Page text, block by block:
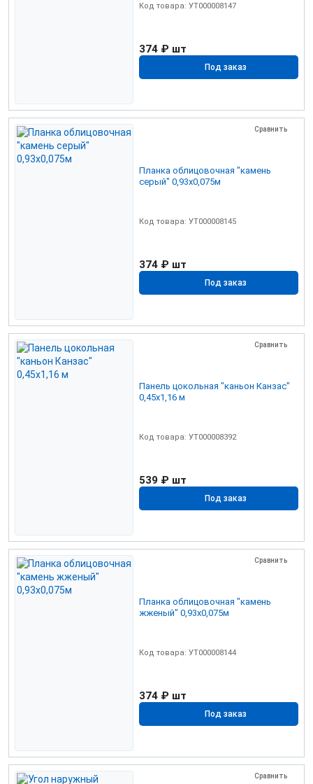
Код товара: УТ000008147
374 ₽ шт
Под заказ
Сравнить
Планка облицовочная "камень
серый" 0,93х0,075м
Код товара: УТ000008145
374 ₽ шт
Под заказ
Сравнить
Панель цокольная "каньон Канзас"
0,45х1,16 м
Код товара: УТ000008392
539 ₽ шт
Под заказ
Сравнить
Планка облицовочная "камень
жженый" 0,93х0,075м
Код товара: УТ000008144
374 ₽ шт
Под заказ
Сравнить